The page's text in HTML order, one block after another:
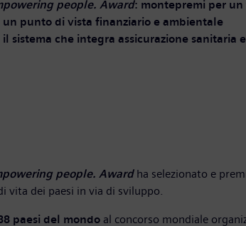
people. Award: montepremi per
punto di vista finanziario e ambientale
che integra assicurazione sanitaria
people. Awardha selezionato e
dei paesi in via di sviluppo.
paesi del mondo al concorso mondiale